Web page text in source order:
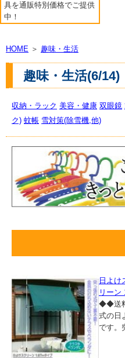
具を通販特別価格でご提供
中！
HOME ＞ 趣味・生活
趣味・生活(6/14)
収納・ラック 美容・健康 双眼鏡
ク) 蚊帳 雪対策(除雪機,他)
日よけ
リーン
◆◆送
式の日
です。